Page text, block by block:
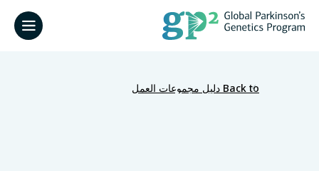
Back to دليل مجموعات العمل